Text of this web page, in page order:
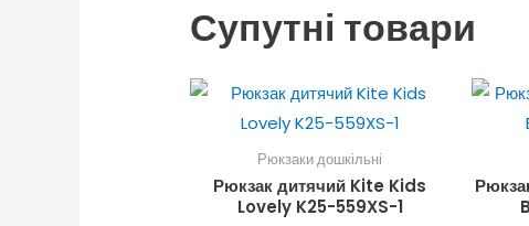
Супутні товари
Рюкзаки дошкільні
Рюкзак дитячий Kite Kids
Lovely K25-559XS-1